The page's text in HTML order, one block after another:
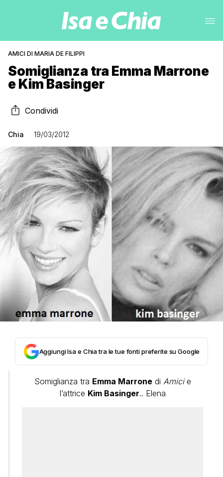
AMICI DI MARIA DE FILIPPI
Somiglianza tra Emma Marrone
e Kim Basinger
Condividi
Chia 19/03/2012
Aggiungi Isa e Chia tra le tue fonti preferite su Google
Somiglianza tra Emma Marronedi Amicie
l’attrice Kim Basinger.. Elena